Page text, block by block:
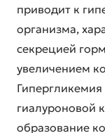
приводит к
организма,
секрецией
увеличением
гиалуроновой
образование